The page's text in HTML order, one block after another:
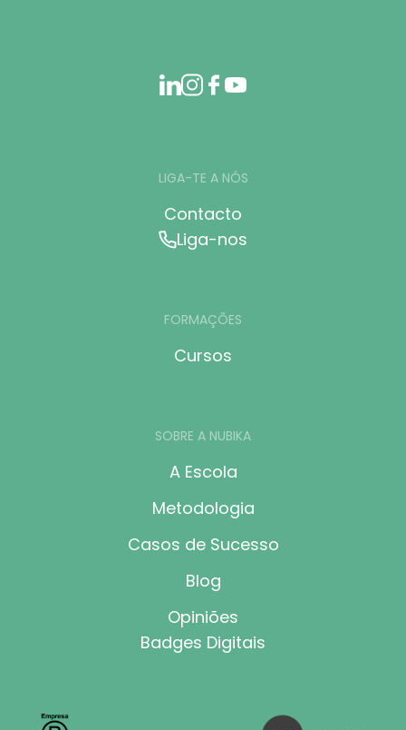
LIGA-TE A NÓS
Contacto
Liga-nos
FORMAÇÕES
Cursos
SOBRE A NUBIKA
A Escola
Metodologia
Casos de Sucesso
Blog
Opiniões
Badges Digitais